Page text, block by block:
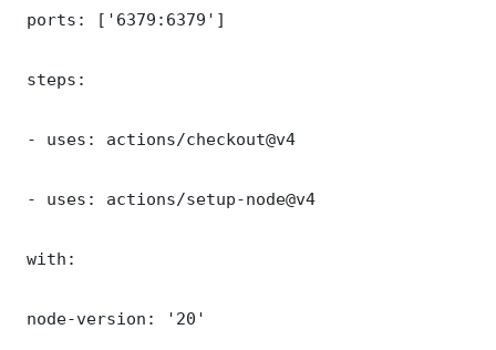
ports: ['6379:6379']
steps:
- uses: actions/checkout@v4
- uses: actions/setup-node@v4
with:
node-version: '20'